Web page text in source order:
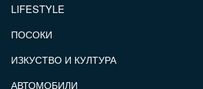
LIFESTYLE
ПОСОКИ
ИЗКУСТВО И КУЛТУРА
АВТОМОБИЛИ